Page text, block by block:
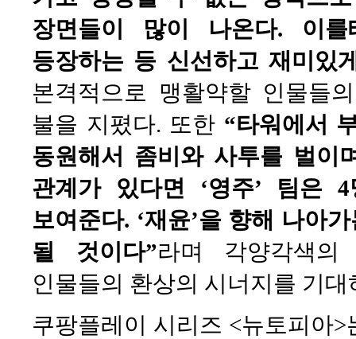
장면들이 많이 나온다. 이
등장하는 등 신선하고 재미있
본격적으로 맹활약할 인물들
불을 지폈다. 또한 “타워에서
동원해서 좀비와 사투를 벌이
관계가 있다면 ‘영주’ 팀은
보여준다. ‘재윤’을 향해 나아
될 것이다”라며 각양각색
인물들의 환상의 시너지를 기
쿠팡플레이 시리즈 <뉴토피아